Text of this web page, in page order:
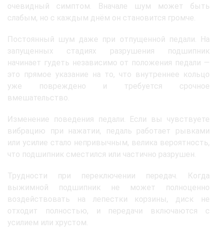
очевидный симптом. Вначале шум может быть
слабым, но с каждым днём он становится громче.
Постоянный шум даже при отпущенной педали. На
запущенных стадиях разрушения подшипник
начинает гудеть независимо от положения педали —
это прямое указание на то, что внутреннее кольцо
уже повреждено и требуется срочное
вмешательство.
Изменение поведения педали. Если вы чувствуете
вибрацию при нажатии, педаль работает рывками
или усилие стало непривычным, велика вероятность,
что подшипник сместился или частично разрушен.
Трудности при переключении передач. Когда
выжимной подшипник не может полноценно
воздействовать на лепестки корзины, диск не
отходит полностью, и передачи включаются с
усилием или хрустом.